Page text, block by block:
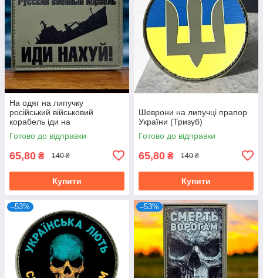
На одяг на липучку
російський військовий
корабель іди на
Готово до відправки
65,80 ₴ 140 ₴
Купити
Шеврони на липучці прапор
України (Тризуб)
Готово до відправки
65,80 ₴ 140 ₴
Купити
–53% –53%